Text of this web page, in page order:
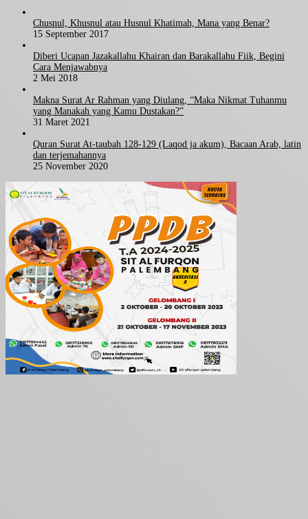
Chusnul, Khusnul atau Husnul Khatimah, Mana yang Benar?
15 September 2017
Diberi Ucapan Jazakallahu Khairan dan Barakallahu Fiik, Begini
Cara Menjawabnya
2 Mei 2018
Makna Surat Ar Rahman yang Diulang, “Maka Nikmat Tuhanmu
yang Manakah yang Kamu Dustakan?”
31 Maret 2021
Quran Surat At-taubah 128-129 (Laqod ja akum), Bacaan Arab, latin
dan terjemahannya
25 November 2020